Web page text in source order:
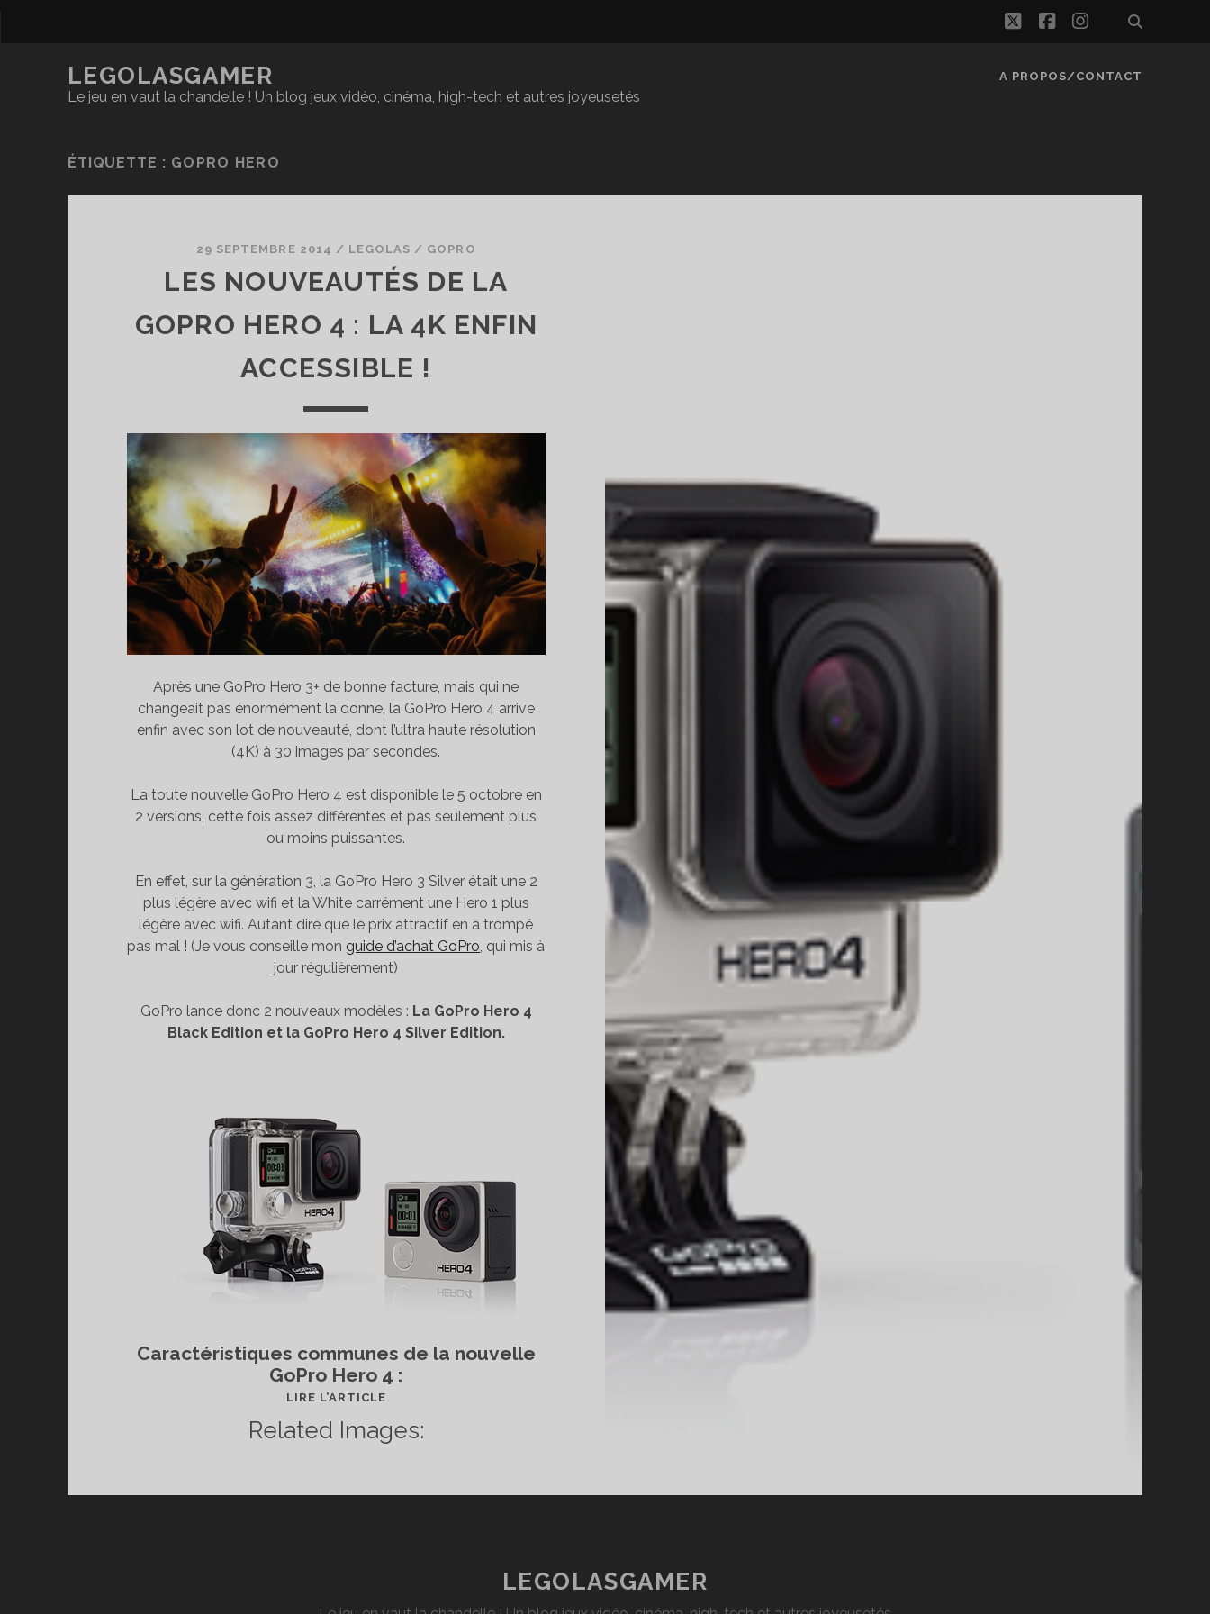
twitterfacebook
instagram
LEGOLASGAMER
Le jeu en vaut la chandelle ! Un blog jeux vidéo, cinéma, high-tech et autres joyeusetés
A PROPOS/CONTACT
ÉTIQUETTE : GOPRO HERO
29 SEPTEMBRE 2014 / LEGOLAS / GOPRO
LES NOUVEAUTÉS DE LA
GOPRO HERO 4 : LA 4K ENFIN
ACCESSIBLE !
Après une GoPro Hero 3+ de bonne facture, mais qui ne
changeait pas énormément la donne, la GoPro Hero 4 arrive
enfin avec son lot de nouveauté, dont l’ultra haute résolution
(4K) à 30 images par secondes.
La toute nouvelle GoPro Hero 4 est disponible le 5 octobre en
2 versions, cette fois assez différentes et pas seulement plus
ou moins puissantes.
En effet, sur la génération 3, la GoPro Hero 3 Silver était une 2
plus légère avec wifi et la White carrément une Hero 1 plus
légère avec wifi. Autant dire que le prix attractif en a trompé
pas mal ! (Je vous conseille mon guide d’achat GoPro, qui mis à
jour régulièrement)
GoPro lance donc 2 nouveaux modèles : La GoPro Hero 4
Black Edition et la GoPro Hero 4 Silver Edition.
Caractéristiques communes de la nouvelle
GoPro Hero 4 :
LIRE L’ARTICLE
DE
Related Images:
LEGOLASGAMER